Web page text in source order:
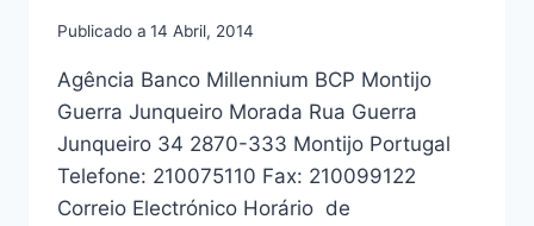
Publicado a 14 Abril, 2014
Agência Banco Millennium BCP Montijo
Guerra Junqueiro Morada Rua Guerra
Junqueiro 34 2870-333 Montijo Portugal
Telefone: 210075110 Fax: 210099122
Correio Electrónico Horário de